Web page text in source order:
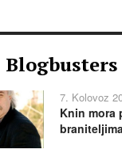
Blogbusters
7. Kolovoz
Knin mora
braniteljima